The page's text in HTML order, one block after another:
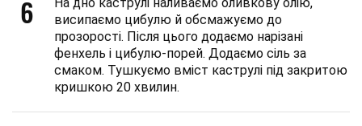
6
На дно каструлі наливаємо оливкову олію,
висипаємо цибулю й обсмажуємо до
прозорості. Після цього додаємо нарізані
фенхель і цибулю-порей. Додаємо сіль за
смаком. Тушкуємо вміст каструлі під закритою
кришкою 20 хвилин.